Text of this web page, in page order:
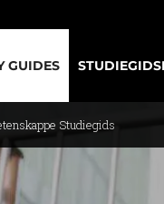
GUIDES
Studiegids